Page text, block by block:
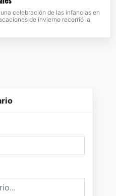
celebración de las infancias en
de invierno recorrió la